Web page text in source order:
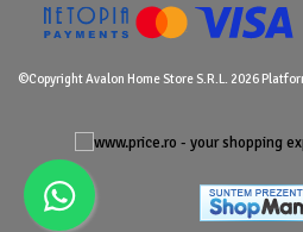
©Copyright Avalon Home Store S.R.L. 2026